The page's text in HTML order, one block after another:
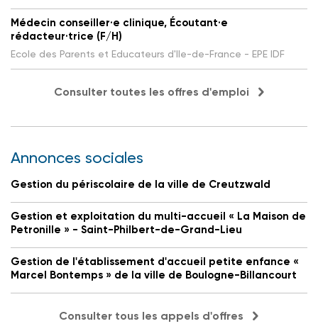
Médecin conseiller·e clinique, Écoutant·e
rédacteur·trice (F/H)
Ecole des Parents et Educateurs d'Ile-de-France - EPE IDF
Consulter toutes les offres d'emploi
Annonces sociales
Gestion du périscolaire de la ville de Creutzwald
Gestion et exploitation du multi-accueil « La Maison de
Petronille » - Saint-Philbert-de-Grand-Lieu
Gestion de l'établissement d'accueil petite enfance «
Marcel Bontemps » de la ville de Boulogne-Billancourt
Consulter tous les appels d'offres